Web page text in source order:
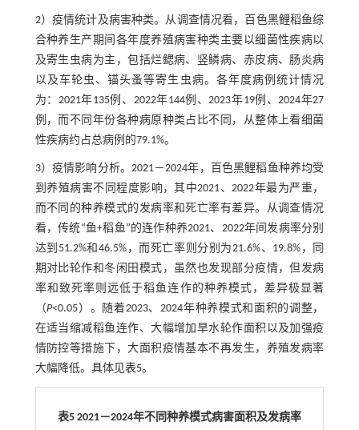
2）疫情统计及病害种类。从调查情况看，百色黑鲤稻鱼综
合种养生产期间各年度养殖病害种类主要以细菌性疾病以
及寄生虫病为主，包括烂鳃病、竖鳞病、赤皮病、肠炎病
以及车轮虫、锚头蚤等寄生虫病。各年度病例统计情况
为：2021年135例、2022年144例、2023年19例、2024年27
例，而不同年份各种病原种类占比不同，从整体上看细菌
性疾病约占总病例的79.1%。
3）疫情影响分析。2021－2024年，百色黑鲤稻鱼种养均受
到养殖病害不同程度影响，其中2021、2022年最为严重，
而不同的种养模式的发病率和死亡率有差异。从调查情况
看，传统“鱼+稻鱼”的连作种养2021、2022年间发病率分别
达到51.2%和46.5%，而死亡率则分别为21.6%、19.8%，同
期对比轮作和冬闲田模式，虽然也发现部分疫情，但发病
率和致死率则远低于稻鱼连作的种养模式，差异极显著
（P<0.05）。随着2023、2024年种养模式和面积的调整，
在适当缩减稻鱼连作、大幅增加旱水轮作面积以及加强疫
情防控等措施下，大面积疫情基本不再发生，养殖发病率
大幅降低。具体见表5。
表5 2021－2024年不同种养模式病害面积及发病率